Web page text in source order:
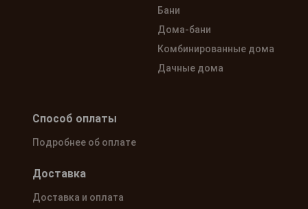
Бани
Дома-бани
Комбинированные дома
Дачные дома
Способ оплаты
Подробнее об оплате
Доставка
Доставка и оплата